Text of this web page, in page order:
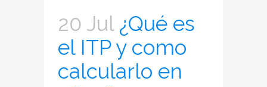
20 Jul ¿Qué es
el ITP y como
calcularlo en